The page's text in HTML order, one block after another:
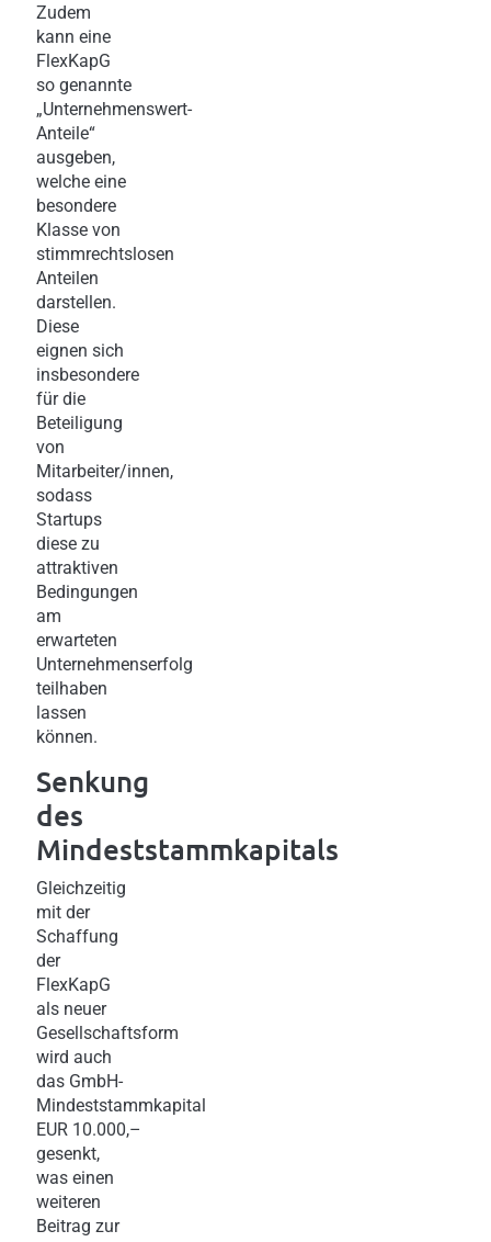
Zudem
kann eine
FlexKapG
so genannte
„Unternehmenswert-
Anteile“
ausgeben,
welche eine
besondere
Klasse von
stimmrechtslosen
Anteilen
darstellen.
Diese
eignen sich
insbesondere
für die
Beteiligung
von
Mitarbeiter/innen,
sodass
Startups
diese zu
attraktiven
Bedingungen
am
erwarteten
Unternehmenserfolg
teilhaben
lassen
können.
Senkung
des
Mindeststammkapitals
Gleichzeitig
mit der
Schaffung
der
FlexKapG
als neuer
Gesellschaftsform
wird auch
das GmbH-
Mindeststammkapital
EUR 10.000,–
gesenkt,
was einen
weiteren
Beitrag zur